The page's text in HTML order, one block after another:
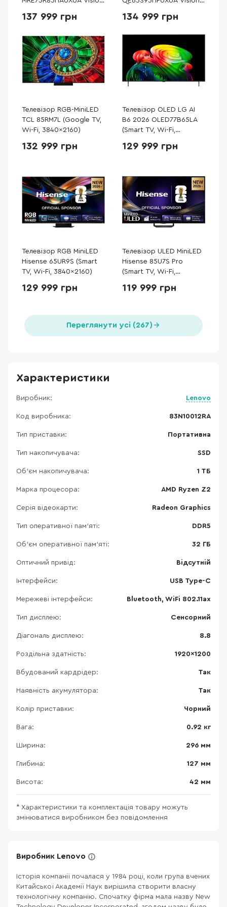
3840x2160)
137 999 грн
3840x2160)
134 999 грн
Телевізор RGB-MiniLED
TCL 85RM7L (Google TV,
Wi-Fi, 3840x2160)
132 999 грн
Телевізор OLED LG AI
B6 2026 OLED77B65LA
(Smart TV, Wi-Fi,
129 999 грн
Телевізор RGB MiniLED
Hisense 65UR9S (Smart
TV, Wi-Fi, 3840x2160)
129 999 грн
Телевізор ULED MiniLED
Hisense 85U7S Pro
(Smart TV, Wi-Fi,
119 999 грн
Переглянути усі (267)
Характеристики
Виробник: Lenovo
Код виробника: 83N10012RA
Тип приставки: Портативна
Тип накопичувача: SSD
Об'єм накопичувача: 1 ТБ
Марка процесора: AMD Ryzen Z2
Серія відеокарти: Radeon Graphics
Тип оперативної пам’яті: DDR5
Об’єм оперативної пам’яті: 32 ГБ
Оптичний привід: Відсутній
Інтерфейси: USB Type-C
Мережеві інтерфейси: Bluetooth, WiFi 802.11ax
Тип дисплею: Сенсорний
Діагональ дисплею: 8.8
Роздільна здатність: 1920×1200
Вбудований кардрідер: Так
Наявність акумулятора: Так
Колір приставки: Чорний
Вага: 0.92 кг
Ширина: 296 мм
Глибина: 127 мм
Висота: 42 мм
* Характеристики та комплектація товару можуть
змінюватися виробником без повідомлення
Виробник Lenovo
Історія компанії почалася у 1984 році, коли група вчених
Китайської Академії Наук вирішила створити власну
технологічну компанію. Спочатку фірма мала назву New